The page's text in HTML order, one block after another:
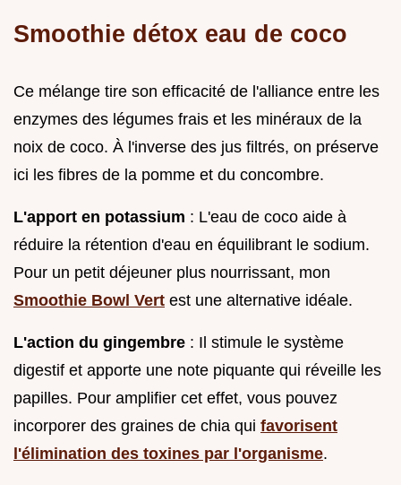
Smoothie détox eau de coco
Ce mélange tire son efficacité de l'alliance entre les
enzymes des légumes frais et les minéraux de la
noix de coco. À l'inverse des jus filtrés, on préserve
ici les fibres de la pomme et du concombre.
L'apport en potassium : L'eau de coco aide à
réduire la rétention d'eau en équilibrant le sodium.
Pour un petit déjeuner plus nourrissant, mon
Smoothie Bowl Vert est une alternative idéale.
L'action du gingembre : Il stimule le système
digestif et apporte une note piquante qui réveille les
papilles. Pour amplifier cet effet, vous pouvez
incorporer des graines de chia qui favorisent
l'élimination des toxines par l'organisme.